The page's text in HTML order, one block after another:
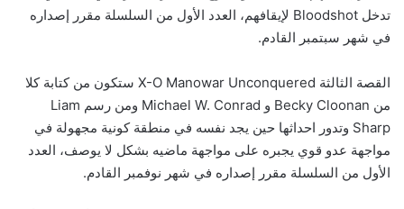
تدخل Bloodshot لإيقافهم، العدد الأول من السلسلة مقرر إصداره
في شهر سبتمبر القادم.
القصة الثالثة X-O Manowar Unconquered ستكون من كتابة كلا
من Becky Cloonan و Michael W. Conrad ومن رسم Liam
Sharp وتدور احداثها حين يجد نفسه في منطقة كونية مجهولة في
مواجهة عدو قوي يجبره على مواجهة ماضيه بشكل لا يوصف، العدد
الأول من السلسلة مقرر إصداره في شهر نوفمبر القادم.